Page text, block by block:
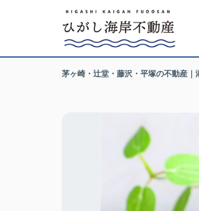
茅ヶ崎・辻堂・藤沢・平塚の不動産｜